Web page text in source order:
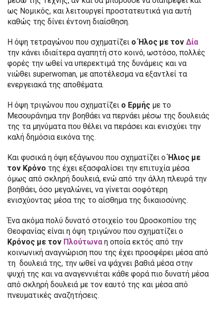
ως Νομικός, και λειτουργεί προστατευτικά για αυτή
καθώς της δίνει έντονη διαίσθηση.
Η όψη τετραγώνου που σχηματίζει ο Ήλος με τον Δία
την κάνει ιδιαίτερα αγαπητή στο κοινό, ωστόσο, πολλές
φορές την ωθεί να υπερεκτιμά της δυνάμεις και να
νιώθει superwoman, με αποτέλεσμα να εξαντλεί τα
ενεργειακά της αποθέματα.
Η όψη τριγώνου που σχηματίζει ο Ερμής με το
Μεσουράνημα την βοηθάει να περνάει μέσω της δουλειάς
της τα μηνύματα που θέλει να περάσει και ενισχύει την
καλή δημόσια εικόνα της.
Και φυσικά η όψη εξάγωνου που σχηματίζει οΉλιος με
τον Κρόνο της έχει εξασφαλίσει την επιτυχία μέσα
όμως από σκληρή δουλειά, ενώ από την άλλη πλευρά την
βοηθάει, όσο μεγαλώνει, να γίνεται σοφότερη
ενισχύοντας μέσα της το αίσθημα της δικαιοσύνης.
Ένα ακόμα πολύ δυνατό στοιχείο του Ωροσκοπίου της
Θεοφανίας είναι η όψη τριγώνου που σχηματίζει ο
Κρόνος με τον Πλούτωνα η οποία εκτός από την
κοινωνική αναγνώριση που της έχει προσφέρει μέσα από
τη δουλειά της, την ωθεί να ψάχνει βαθιά μέσα στην
ψυχή της και να αναγεννιέται κάθε φορά πιο δυνατή μέσα
από σκληρή δουλειά με τον εαυτό της και μέσα από
πνευματικές αναζητήσεις.